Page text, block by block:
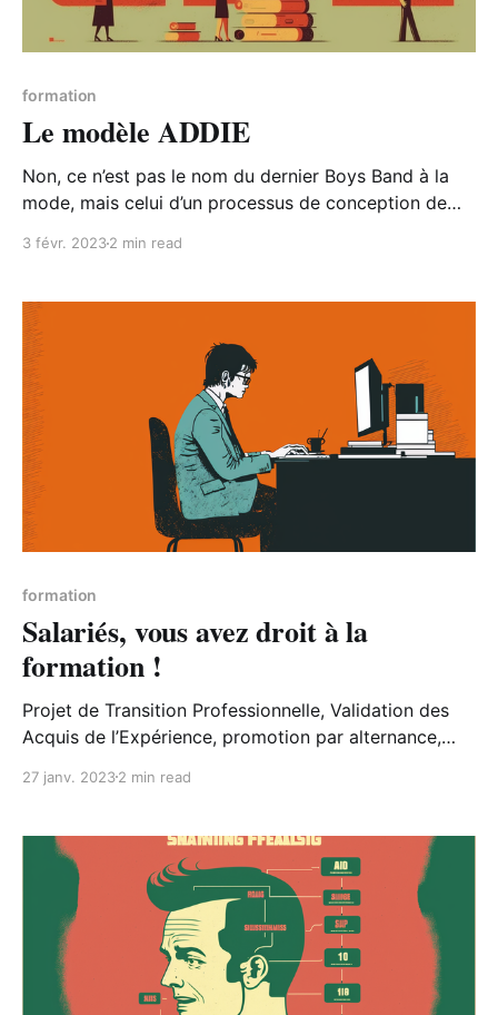
formation
Le modèle ADDIE
Non, ce n’est pas le nom du dernier Boys Band à la
mode, mais celui d’un processus de conception de
ADDIE et comment il peut être
3 févr. 20232 min read
formation
Salariés, vous avez droit à la
formation !
Projet de Transition Professionnelle, Validation des
Acquis de l’Expérience, promotion par alternance,
autant de droits auxquels peuvent prétendre les
27 janv. 20232 min read